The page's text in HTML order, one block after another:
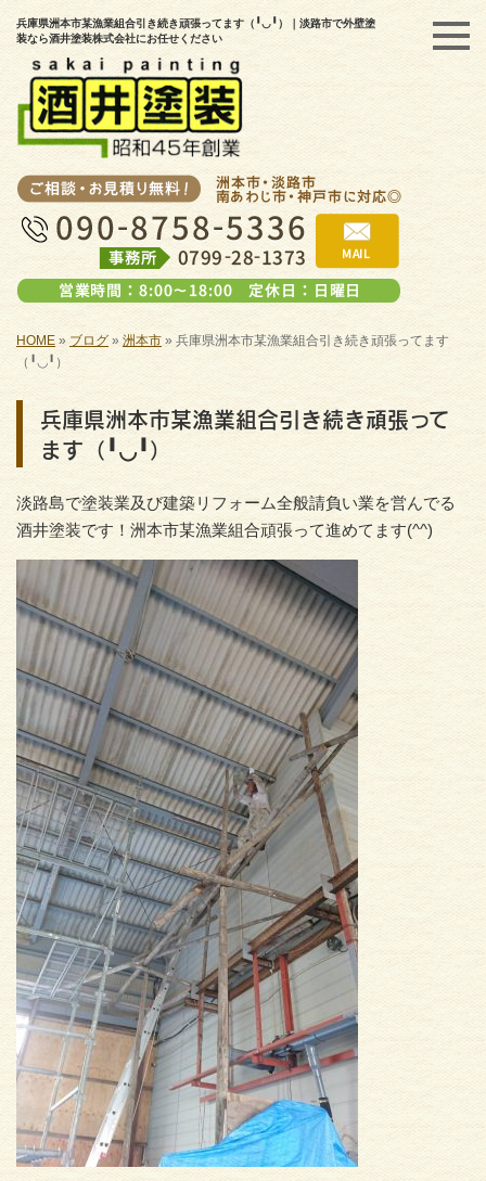
兵庫県洲本市某漁業組合引き続き頑張ってます（╹◡╹）｜淡路市で外壁塗
装なら酒井塗装株式会社にお任せください
HOME » ブログ» 洲本市 » 兵庫県洲本市某漁業組合引き続き頑張ってます
（╹◡╹）
兵庫県洲本市某漁業組合引き続き頑張って
ます（╹◡╹）
淡路島で塗装業及び建築リフォーム全般請負い業を営んでる
酒井塗装です！洲本市某漁業組合頑張って進めてます(^^)